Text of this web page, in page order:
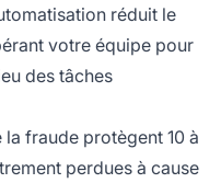
réduit le
votre équipe pour
des tâches
fraude protègent 10 à
perdues à cause